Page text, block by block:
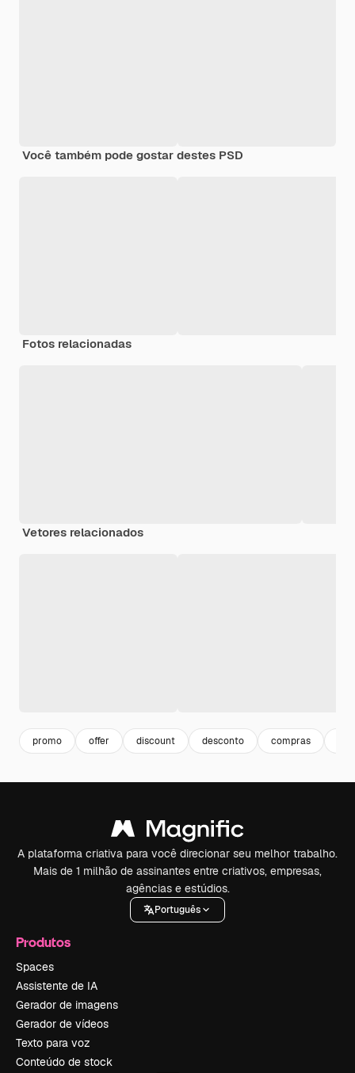
Você também pode gostar destes PSD
Fotos relacionadas
Vetores relacionados
promo offer discount desconto compras
A plataforma criativa para você direcionar seu melhor trabalho.
Mais de 1 milhão de assinantes entre criativos, empresas,
agências e estúdios.
Português
Produtos
Spaces
Assistente de IA
Gerador de imagens
Gerador de vídeos
Texto para voz
Conteúdo de stock